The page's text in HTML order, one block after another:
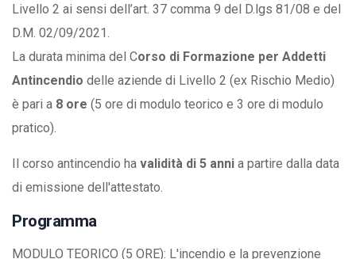
Livello 2 ai sensi dell’art. 37 comma 9 del D.lgs 81/08 e del
D.M. 02/09/2021.
La durata minima del Corso di Formazione per Addetti
Antincendio delle aziende di Livello 2 (ex Rischio Medio)
è pari a 8 ore (5 ore di modulo teorico e 3 ore di modulo
pratico).
Il corso antincendio ha validità di 5 anni a partire dalla data
di emissione dell'attestato.
Programma
MODULO TEORICO (5 ORE): L'incendio e la prevenzione